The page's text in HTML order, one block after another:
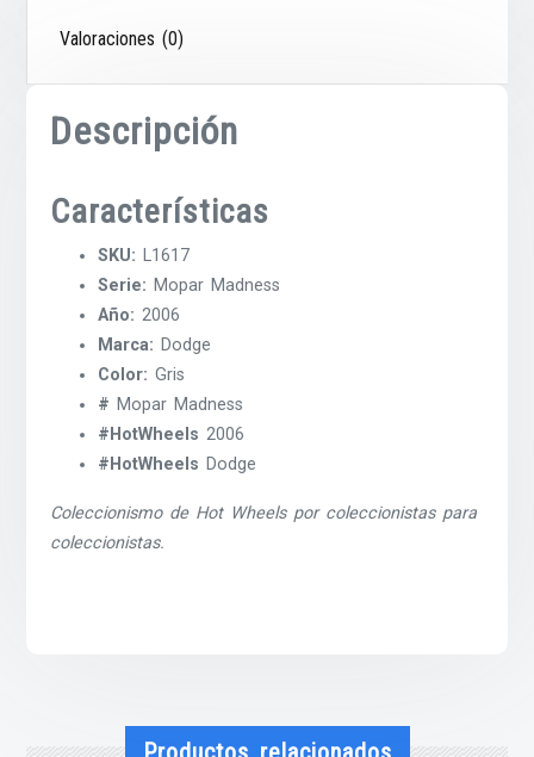
Valoraciones (0)
Descripción
Características
SKU: L1617
Serie: Mopar Madness
Año: 2006
Marca: Dodge
Color: Gris
# Mopar Madness
#HotWheels 2006
#HotWheels Dodge
Coleccionismo de Hot Wheels por coleccionistas para
coleccionistas.